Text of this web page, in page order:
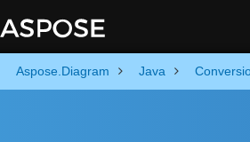
Aspose.Diagram Java